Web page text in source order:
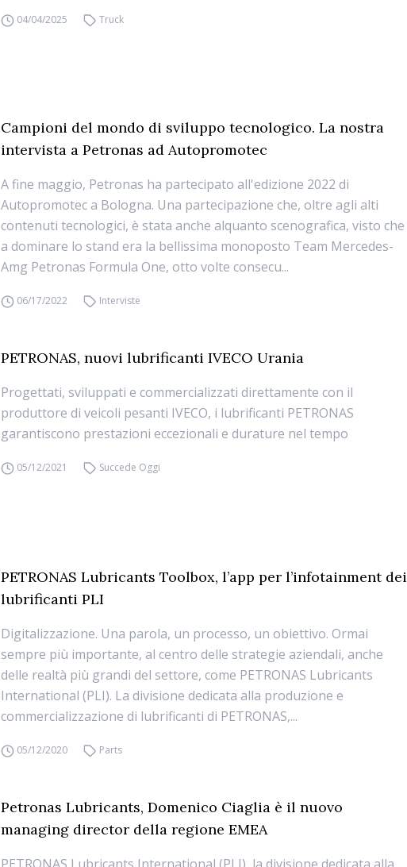
04/04/2025 Truck
Campioni del mondo di sviluppo tecnologico. La nostra
intervista a Petronas ad Autopromotec
A fine maggio, Petronas ha partecipato all'edizione 2022 di
Autopromotec a Bologna. Una partecipazione che, oltre agli alti
contenuti tecnologici, è stata anche alquanto scenografica, visto che
a dominare lo stand era la bellissima monoposto Team Mercedes-
Amg Petronas Formula One, otto volte consecu...
06/17/2022 Interviste
PETRONAS, nuovi lubrificanti IVECO Urania
Progettati, sviluppati e commercializzati direttamente con il
produttore di veicoli pesanti IVECO, i lubrificanti PETRONAS
garantiscono prestazioni eccezionali e durature nel tempo
05/12/2021 Succede Oggi
PETRONAS Lubricants Toolbox, l’app per l’infotainment dei
lubrificanti PLI
Digitalizzazione. Una parola, un processo, un obiettivo. Ormai
sempre più importante, al centro delle strategie aziendali, anche
delle realtà più grandi del settore, come PETRONAS Lubricants
International (PLI). La divisione dedicata alla produzione e
commercializzazione di lubrificanti di PETRONAS,...
05/12/2020 Parts
Petronas Lubricants, Domenico Ciaglia è il nuovo
managing director della regione EMEA